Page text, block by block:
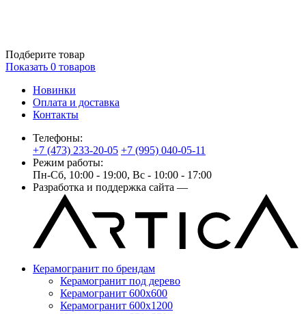
Подберите товар
Показать 0 товаров
Новинки
Оплата и доставка
Контакты
Телефоны:
+7 (473) 233-20-05 +7 (995) 040-05-11
Режим работы:
Пн-Сб, 10:00 - 19:00, Вс - 10:00 - 17:00
Разработка и поддержка сайта —
Керамогранит по брендам
Керамогранит под дерево
Керамогранит 600x600
Керамогранит 600x1200